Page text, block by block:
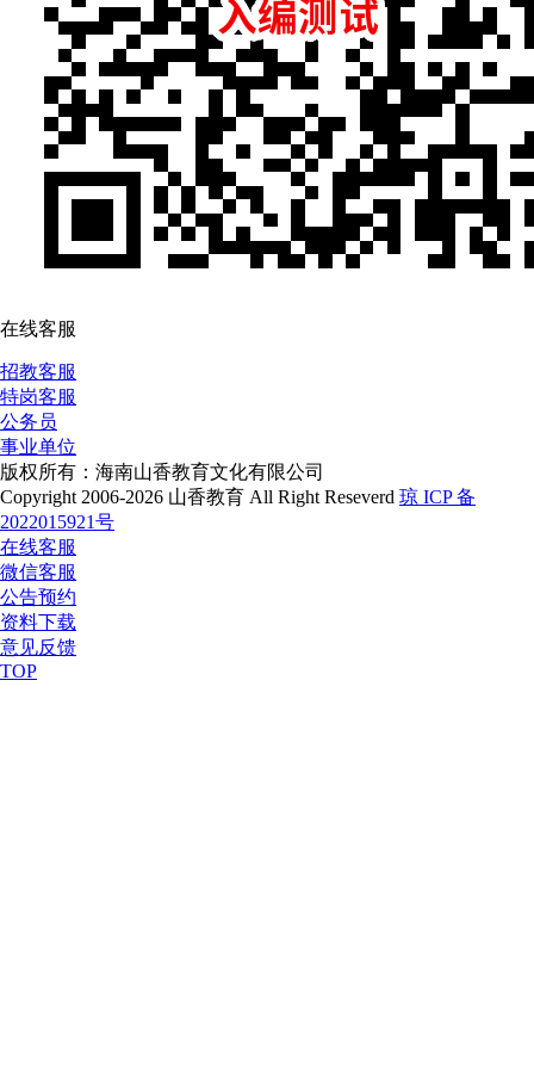
在线客服
招教客服
特岗客服
公务员
事业单位
版权所有：海南山香教育文化有限公司
Copyright 2006-2026 山香教育 All Right Reseverd 琼 ICP 备
2022015921号
在线客服
微信客服
公告预约
资料下载
意见反馈
TOP